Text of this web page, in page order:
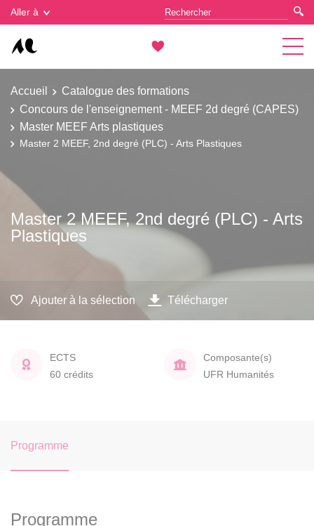
Aller à
Accueil
Catalogue des formations
Concours de l'enseignement - MEEF 2d degré (CAPES)
Master MEEF Arts plastiques
Master 2 MEEF, 2nd degré (PLC) - Arts Plastiques
Master 2 MEEF, 2nd degré (PLC) - Arts
Plastiques
Ajouter à la sélection Télécharger
ECTS
60 crédits
Composante(s)
UFR Humanités
Programme
Programme
Gestion des cookies